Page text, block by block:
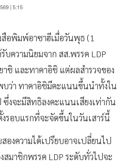
| 5:15
อพิมพ์อาซาฮีเมื่อวันพุธ (1
บความนิยมจาก สส.พรรค LDP
าชิ และทาคาอิชิ แต่ผลสำรวจของ
ว่า ทาคาอิชิมีคะแนนขึ้นนำทั้งใน
งจะมีสิทธิลงคะแนนเสียงเท่ากัน
รอบแรกที่จะจัดขึ้นในวันเสาร์นี้
องความได้เปรียบอาจเปลี่ยนไป
สมาชิกพรรค LDP ระดับทั่วไปจะ